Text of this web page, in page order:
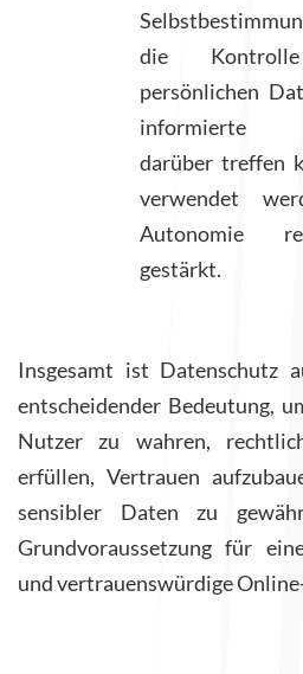
die
persönlichen
informierte
darüber treffen
verwendet
Autonomie
gestärkt.
Insgesamt ist Datenschutz
entscheidender Bedeutung,
Nutzer zu wahren,
erfüllen, Vertrauen
sensibler Daten zu
Grundvoraussetzung für
und vertrauenswürdige